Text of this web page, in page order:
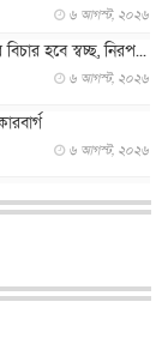
৬ আগস্ট, ২০২৬
হবে স্বচ্ছ, নিরপ...
৬ আগস্ট, ২০২৬
৬ আগস্ট, ২০২৬
মুখোমুখি, তদন্...
৬ আগস্ট, ২০২৬